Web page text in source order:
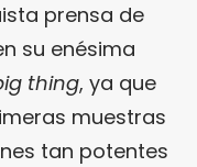
prensa de
su enésima
thing, ya que
muestras
tan potentes